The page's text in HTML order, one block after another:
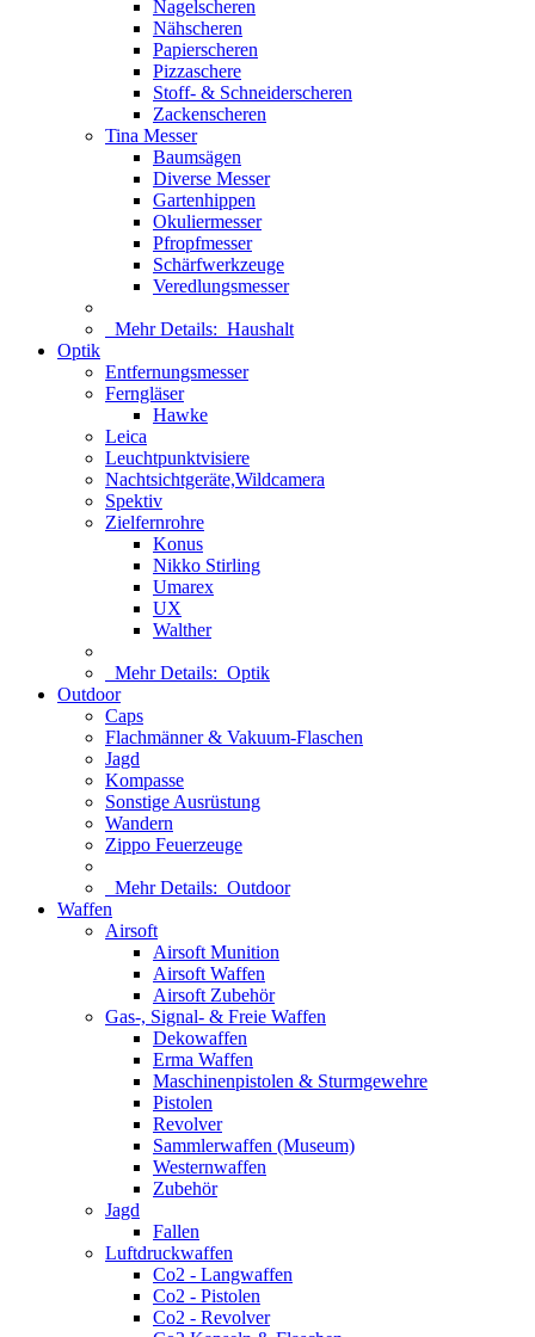
Nagelscheren
Nähscheren
Papierscheren
Pizzaschere
Stoff- & Schneiderscheren
Zackenscheren
Tina Messer
Baumsägen
Diverse Messer
Gartenhippen
Okuliermesser
Pfropfmesser
Schärfwerkzeuge
Veredlungsmesser
Mehr Details: Haushalt
Optik
Entfernungsmesser
Ferngläser
Hawke
Leica
Leuchtpunktvisiere
Nachtsichtgeräte,Wildcamera
Spektiv
Zielfernrohre
Konus
Nikko Stirling
Umarex
UX
Walther
Mehr Details: Optik
Outdoor
Caps
Flachmänner & Vakuum-Flaschen
Jagd
Kompasse
Sonstige Ausrüstung
Wandern
Zippo Feuerzeuge
Mehr Details: Outdoor
Waffen
Airsoft
Airsoft Munition
Airsoft Waffen
Airsoft Zubehör
Gas-, Signal- & Freie Waffen
Dekowaffen
Erma Waffen
Maschinenpistolen & Sturmgewehre
Pistolen
Revolver
Sammlerwaffen (Museum)
Westernwaffen
Zubehör
Jagd
Fallen
Luftdruckwaffen
Co2 - Langwaffen
Co2 - Pistolen
Co2 - Revolver